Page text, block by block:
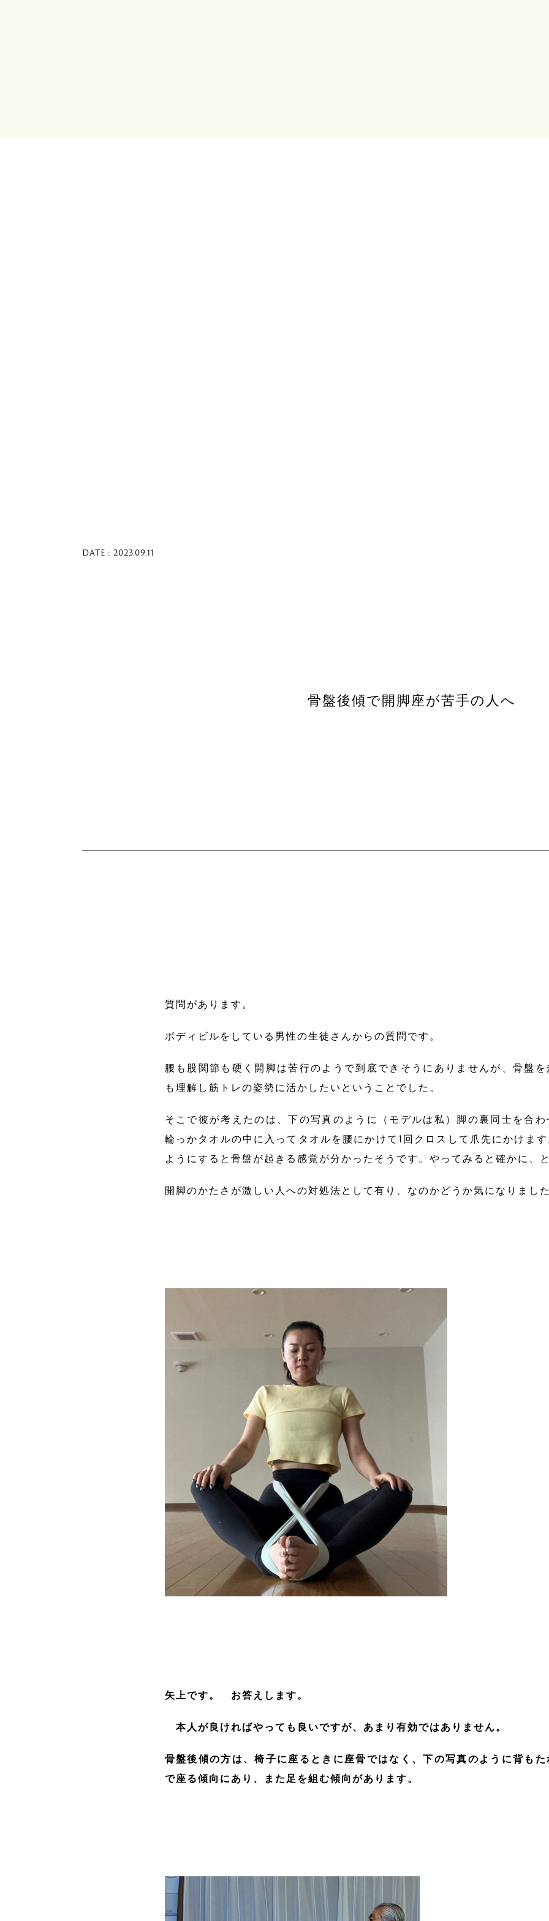
DATE : 2023.09.11
骨盤後傾で開脚座が苦手の人へ
質問があります。
ボディビルをしている男性の生徒さんからの質問です。
腰も股関節も硬く開脚は苦行のようで到底できそうにありませんが、骨盤
も理解し筋トレの姿勢に活かしたいということでした。
そこで彼が考えたのは、下の写真のように（モデルは私）脚の裏同士を合わ
輪っかタオルの中に入ってタオルを腰にかけて1回クロスして爪先にかけま
ようにすると骨盤が起きる感覚が分かったそうです。やってみると確かに、と
開脚のかたさが激しい人への対処法として有り、なのかどうか気になりました
矢上です。 お答えします。
本人が良ければやっても良いですが、あまり有効ではありません。
骨盤後傾の方は、椅子に座るときに座骨ではなく、下の写真のように背も
で座る傾向にあり、また足を組む傾向があります。